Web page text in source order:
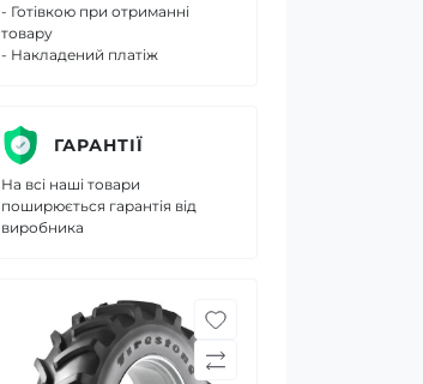
- Готівкою при отриманні
товару
- Накладений платіж
ГАРАНТІЇ
На всі наші товари
поширюється гарантія від
виробника